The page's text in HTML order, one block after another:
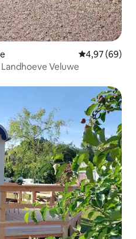
4,97 de uma
4,97 (69)
Veluwe